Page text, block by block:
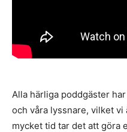
Alla härliga poddgäster
och våra lyssnare, vilket
mycket tid tar det att göra